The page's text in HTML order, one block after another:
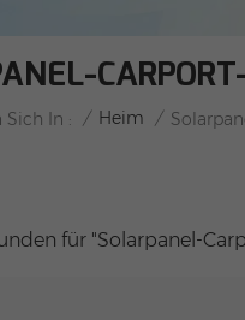
Sich In : / Heim /
für "Solarpanel-